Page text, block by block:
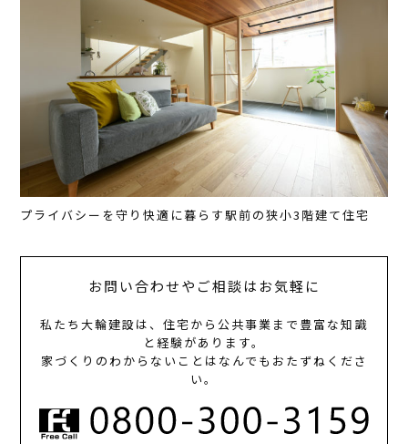
プライバシーを守り快適に暮らす駅前の狭小3階建て住宅
お問い合わせやご相談はお気軽に
私たち大輪建設は、住宅から公共事業まで豊富な知識
と経験があります。
家づくりのわからないことはなんでもおたずねくださ
い。